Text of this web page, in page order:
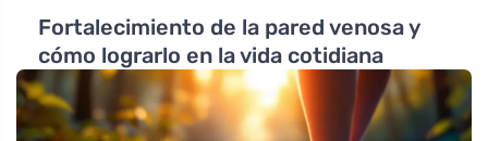
Fortalecimiento de la pared venosa y
cómo lograrlo en la vida cotidiana